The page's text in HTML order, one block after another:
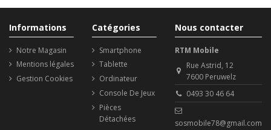
Informations
Notre Magasin
Mentions légales
Gestion Cookies
Catégories
Smartphone
Tablette
Ordinateur
Console De Jeux
Pièces
Détachées
Nous contacter
RTM Mobile
Rue Astrid, 12
7600 Peruwelz
0493 30 46 64
sosmobile78@gmail.com